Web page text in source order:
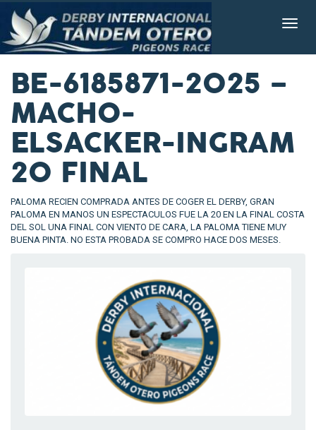
BE-6185871-2025 –
MACHO-
ELSACKER-INGRAM
20 FINAL
PALOMA RECIEN COMPRADA ANTES DE COGER EL DERBY, GRAN
PALOMA EN MANOS UN ESPECTACULOS FUE LA 20 EN LA FINAL COSTA
DEL SOL UNA FINAL CON VIENTO DE CARA, LA PALOMA TIENE MUY
BUENA PINTA. NO ESTA PROBADA SE COMPRO HACE DOS MESES.